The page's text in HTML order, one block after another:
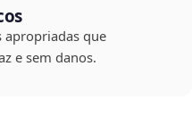
apropriadas que
e sem danos.